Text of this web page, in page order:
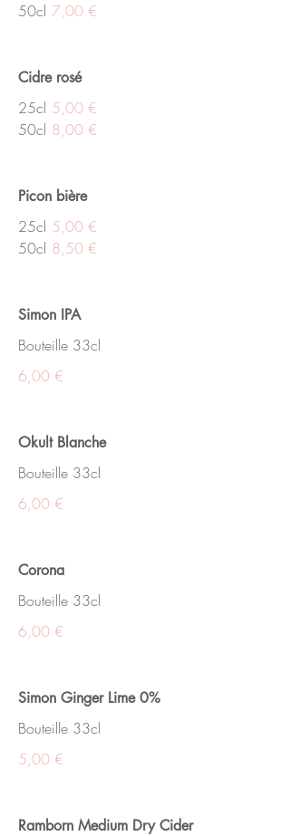
50cl 7,00 €
Cidre rosé
25cl 5,00 €
50cl 8,00 €
Picon bière
25cl 5,00 €
50cl 8,50 €
Simon IPA
Bouteille 33cl
6,00 €
Okult Blanche
Bouteille 33cl
6,00 €
Corona
Bouteille 33cl
6,00 €
Simon Ginger Lime 0%
Bouteille 33cl
5,00 €
Ramborn Medium Dry Cider